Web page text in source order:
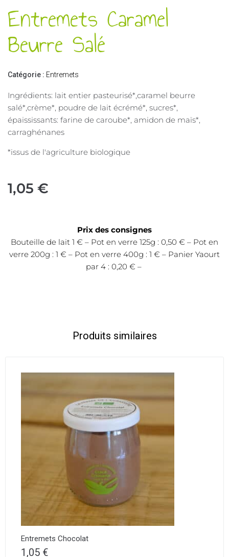
Entremets Caramel
Beurre Salé
Catégorie : Entremets
Ingrédients: lait entier pasteurisé*,caramel beurre
salé*,crème*, poudre de lait écrémé*, sucres*,
épaississants: farine de caroube*, amidon de maïs*,
carraghénanes
*issus de l'agriculture biologique
1,05 €
Prix des consignes
Bouteille de lait 1 € – Pot en verre 125g : 0,50 € – Pot en
verre 200g : 1 € – Pot en verre 400g : 1 € – Panier Yaourt
par 4 : 0,20 € –
Produits similaires
Entremets Chocolat
1,05 €